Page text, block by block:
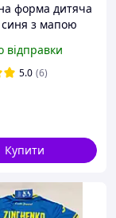
форма дитяча
синя з мапою
Слава
відправки
5.0 (6)
Купити